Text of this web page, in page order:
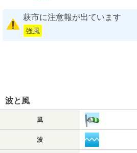
萩市に注意報が出ています
強風
波と風
風
波